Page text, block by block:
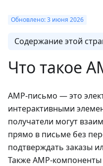
Обновлено:3 июня 2026
Содержание этой
Что такое
AMP-письмо — это
интерактивными
получатели могут
прямо в письме без
подтверждать заказы
Также AMP-